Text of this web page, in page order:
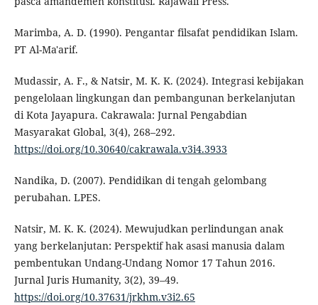
Marimba, A. D. (1990). Pengantar filsafat pendidikan Islam.
PT Al-Ma'arif.
Mudassir, A. F., & Natsir, M. K. K. (2024). Integrasi kebijakan
pengelolaan lingkungan dan pembangunan berkelanjutan
di Kota Jayapura. Cakrawala: Jurnal Pengabdian
Masyarakat Global, 3(4), 268–292.
https://doi.org/10.30640/cakrawala.v3i4.3933
Nandika, D. (2007). Pendidikan di tengah gelombang
perubahan. LPES.
Natsir, M. K. K. (2024). Mewujudkan perlindungan anak
yang berkelanjutan: Perspektif hak asasi manusia dalam
pembentukan Undang-Undang Nomor 17 Tahun 2016.
Jurnal Juris Humanity, 3(2), 39–49.
https://doi.org/10.37631/jrkhm.v3i2.65